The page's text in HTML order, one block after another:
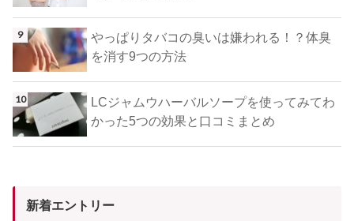
やっぱりタバコの臭いは嫌われる！？体臭
を消す9つの方法
LCジャムウハーバルソープを使ってみてわ
かった5つの効果と口コミまとめ
新着エントリー